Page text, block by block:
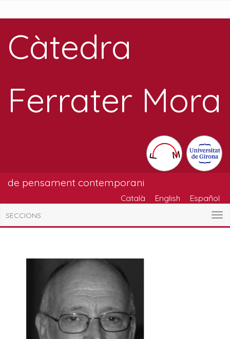
Càtedra
Ferrater Mora
de pensament contemporani
Català English Español
SECCIONS